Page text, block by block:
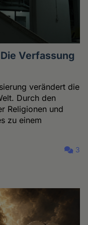
Verfassung
verändert die
Durch den
Religionen und
zu einem
3